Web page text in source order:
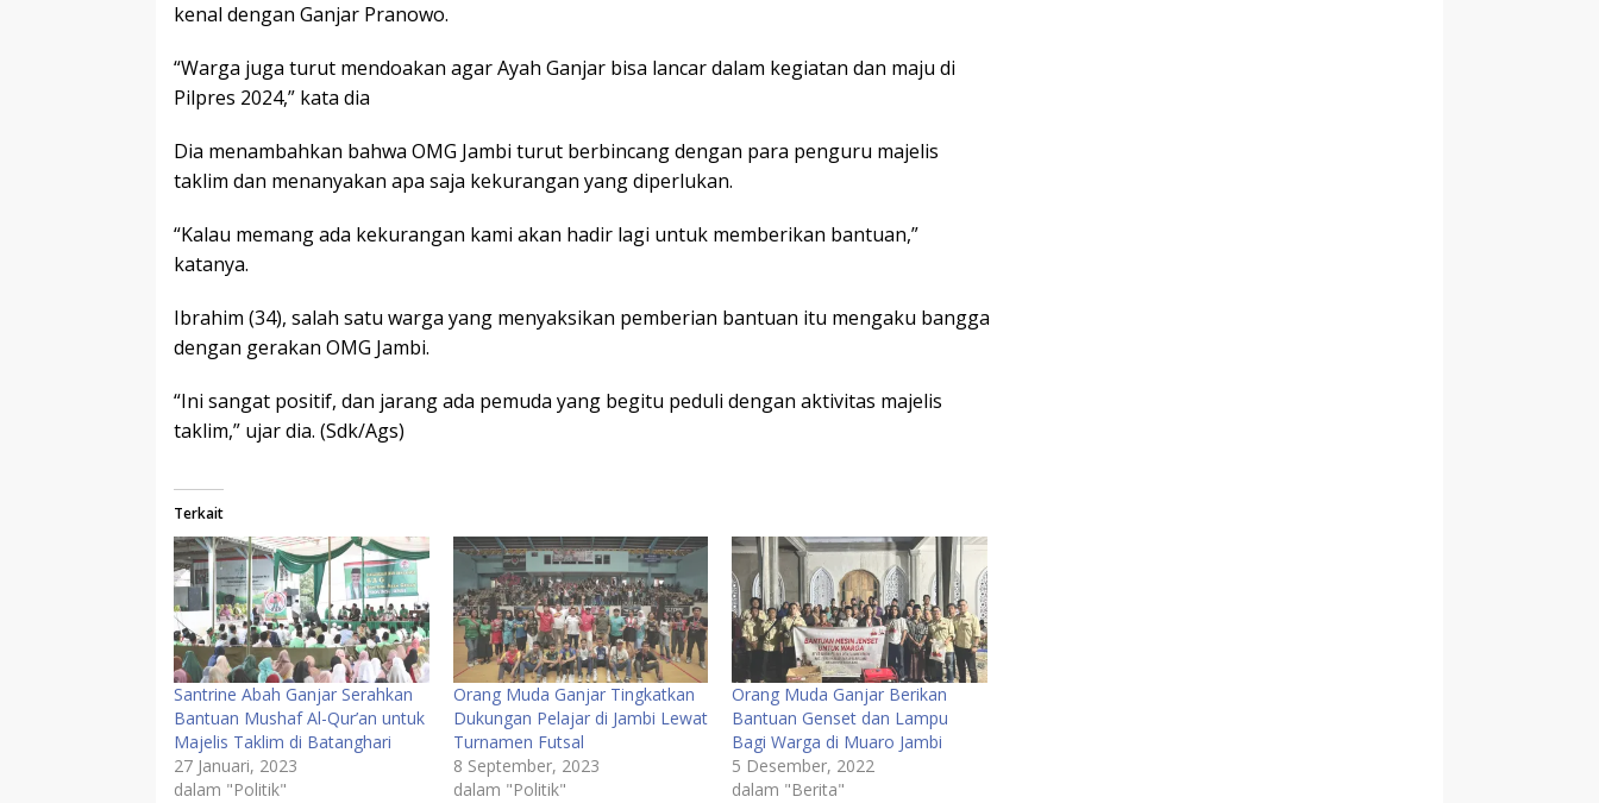
kenal dengan Ganjar Pranowo.
“Warga juga turut mendoakan agar Ayah Ganjar bisa lancar dalam kegiatan dan maju di
Pilpres 2024,” kata dia
Dia menambahkan bahwa OMG Jambi turut berbincang dengan para penguru majelis
taklim dan menanyakan apa saja kekurangan yang diperlukan.
“Kalau memang ada kekurangan kami akan hadir lagi untuk memberikan bantuan,”
katanya.
Ibrahim (34), salah satu warga yang menyaksikan pemberian bantuan itu mengaku bangga
dengan gerakan OMG Jambi.
“Ini sangat positif, dan jarang ada pemuda yang begitu peduli dengan aktivitas majelis
taklim,” ujar dia. (Sdk/Ags)
Terkait
Santrine Abah Ganjar Serahkan
Bantuan Mushaf Al-Qur’an untuk
Majelis Taklim di Batanghari
27 Januari, 2023
dalam "Politik"
Orang Muda Ganjar Tingkatkan
Dukungan Pelajar di Jambi Lewat
Turnamen Futsal
8 September, 2023
dalam "Politik"
Orang Muda Ganjar Berikan
Bantuan Genset dan Lampu
Bagi Warga di Muaro Jambi
5 Desember, 2022
dalam "Berita"